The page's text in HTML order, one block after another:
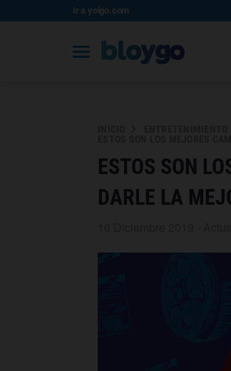
Ir a yoigo.com
ESTOS SON
DARLE LA